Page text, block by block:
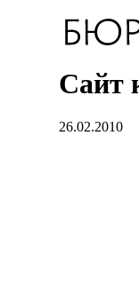
Сайт
26.02.2010